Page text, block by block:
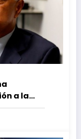
a la